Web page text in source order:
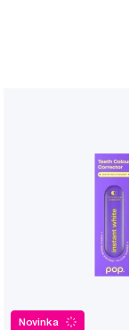
Novinka